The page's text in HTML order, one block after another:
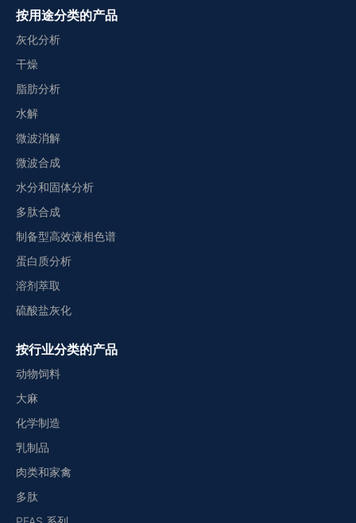
按用途分类的产品
灰化分析
干燥
脂肪分析
水解
微波消解
微波合成
水分和固体分析
多肽合成
制备型高效液相色谱
蛋白质分析
溶剂萃取
硫酸盐灰化
按行业分类的产品
动物饲料
大麻
化学制造
乳制品
肉类和家禽
多肽